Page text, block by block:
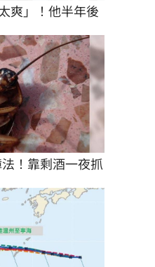
爽」！他半年後
！靠剩酒一夜抓